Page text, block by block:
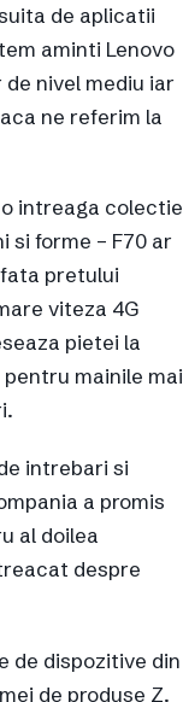
de aplicatii
aminti Lenovo
nivel mediu iar
ne referim la
intreaga colectie
si forme – F70 ar
pretului
viteza 4G
pietei la
pentru mainile mai
intrebari si
a promis
al doilea
despre
de dispozitive din
de produse Z.